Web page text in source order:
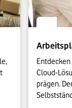
Entdecken
Cloud-
prägen.